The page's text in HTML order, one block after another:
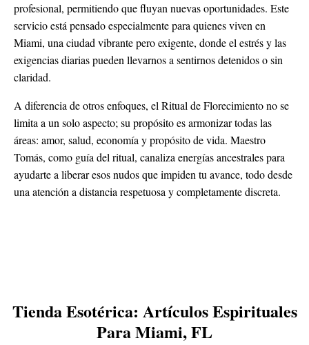
profesional, permitiendo que fluyan nuevas oportunidades. Este
servicio está pensado especialmente para quienes viven en
Miami, una ciudad vibrante pero exigente, donde el estrés y las
exigencias diarias pueden llevarnos a sentirnos detenidos o sin
claridad.
A diferencia de otros enfoques, el Ritual de Florecimiento no se
limita a un solo aspecto; su propósito es armonizar todas las
áreas: amor, salud, economía y propósito de vida. Maestro
Tomás, como guía del ritual, canaliza energías ancestrales para
ayudarte a liberar esos nudos que impiden tu avance, todo desde
una atención a distancia respetuosa y completamente discreta.
Tienda Esotérica: Artículos Espirituales
Para Miami, FL